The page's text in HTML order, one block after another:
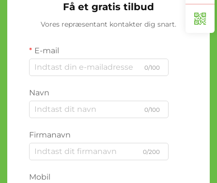
Få et gratis tilbud
Vores repræsentant kontakter dig snart.
E-mail
0/100
Navn
0/100
Firmanavn
0/200
Mobil